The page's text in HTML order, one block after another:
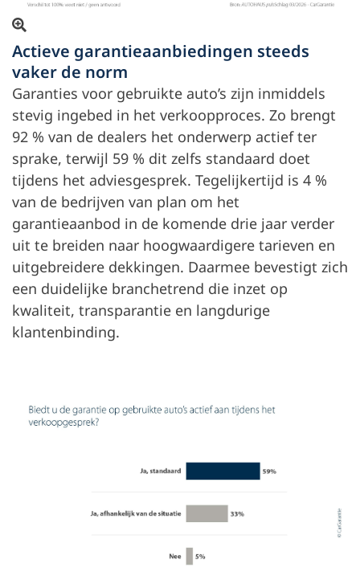
Actieve garantieaanbiedingen steeds
vaker de norm
Garanties voor gebruikte auto’s zijn inmiddels
stevig ingebed in het verkoopproces. Zo brengt
92 % van de dealers het onderwerp actief ter
sprake, terwijl 59 % dit zelfs standaard doet
tijdens het adviesgesprek. Tegelijkertijd is 4 %
van de bedrijven van plan om het
garantieaanbod in de komende drie jaar verder
uit te breiden naar hoogwaardigere tarieven en
uitgebreidere dekkingen. Daarmee bevestigt zich
een duidelijke branchetrend die inzet op
kwaliteit, transparantie en langdurige
klantenbinding.